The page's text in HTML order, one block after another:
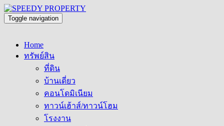
Toggle navigation
Home
ทรัพย์สิน
ที่ดิน
บ้านเดี่ยว
คอนโดมิเนียม
ทาวน์เฮ้าส์/ทาวน์โฮม
โรงงาน